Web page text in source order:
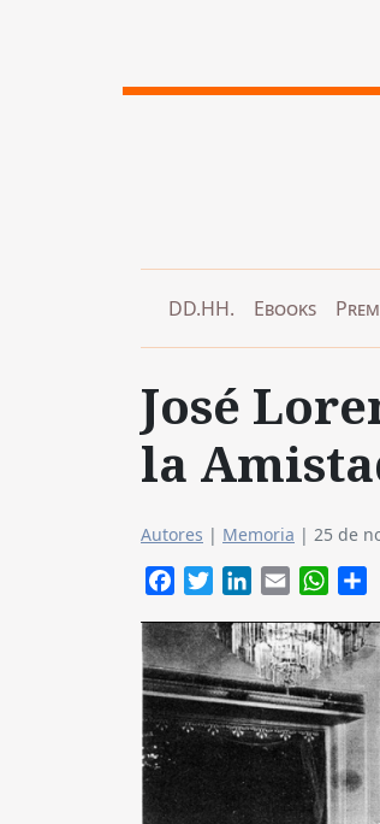
DD.HH. Ebooks
José
la
Autores | Memoria | 25 de
FacebookTwitterLinkedIn
Email